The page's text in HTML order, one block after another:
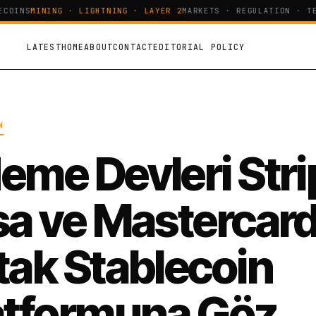
MINING · LIGHTNING · LAYER 2 MARKETS · REGULATION ·
LATESTHOMEABOUTCONTACTEDITORIAL POLICY
Devleri
ve
Stablecoin